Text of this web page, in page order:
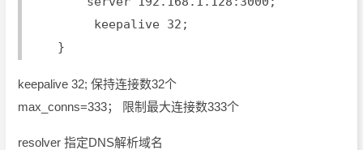
         keepalive 32;
    }
keepalive 32; 保持连接数32个
max_conns=333； 限制最大连接数333个
resolver 指定DNS解析域名